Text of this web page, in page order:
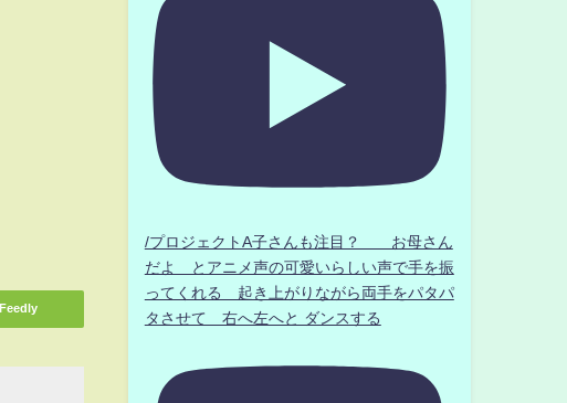
Feedly
/プロジェクトA子さんも注目？ お母さん
だよ とアニメ声の可愛いらしい声で手を振
ってくれる 起き上がりながら両手をパタパ
タさせて 右へ左へと ダンスする